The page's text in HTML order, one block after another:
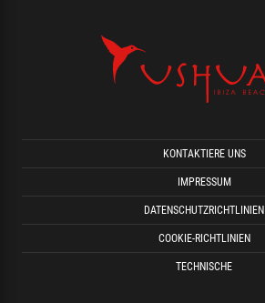
KONTAKTIERE UNS
IMPRESSUM
DATENSCHUTZRICHTLINIEN
COOKIE-RICHTLINIEN
TECHNISCHE